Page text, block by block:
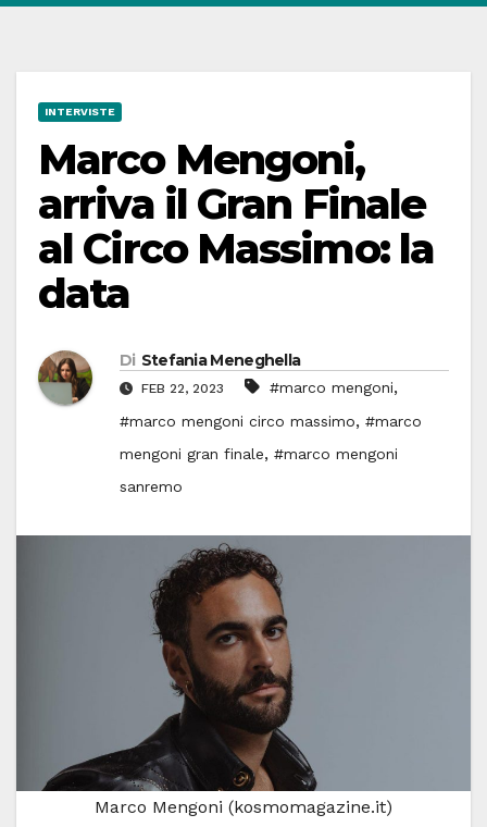
INTERVISTE
Marco Mengoni,
arriva il Gran Finale
al Circo Massimo: la
data
Di Stefania Meneghella
FEB 22, 2023 #marco mengoni,
#marco mengoni circo massimo, #marco
mengoni gran finale, #marco mengoni
sanremo
Marco Mengoni (kosmomagazine.it)